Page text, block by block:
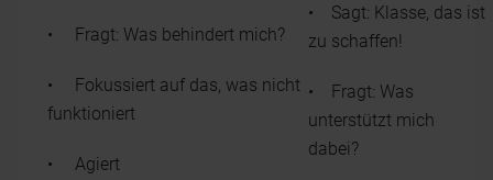
• Fragt: Was behindert mich?
• Fokussiert auf das, was nicht
funktioniert
• Agiert
• Sagt: Klasse, das ist
zu schaffen!
• Fragt: Was
unterstützt mich
dabei?